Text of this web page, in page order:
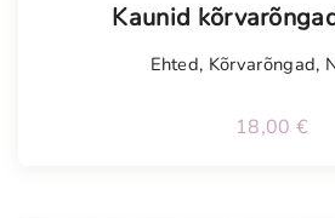
Kaunid
Ehted, Kõrvarõngad,
18,00 €